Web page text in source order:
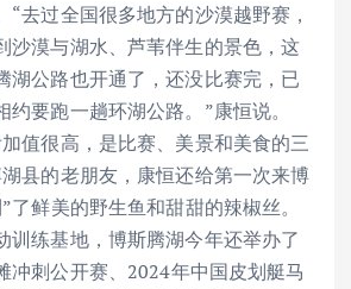
“去过全国很多地方的沙漠越野赛，
沙漠与湖水、芦苇伴生的景色，这
湖公路也开通了，还没比赛完，已
要跑一趟环湖公路。”康恒说。
值很高，是比赛、美景和美食的三
县的老朋友，康恒还给第一次来博
了鲜美的野生鱼和甜甜的辣椒丝。
训练基地，博斯腾湖今年还举办了
冲刺公开赛、2024年中国皮划艇马